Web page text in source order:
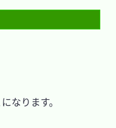
なります。